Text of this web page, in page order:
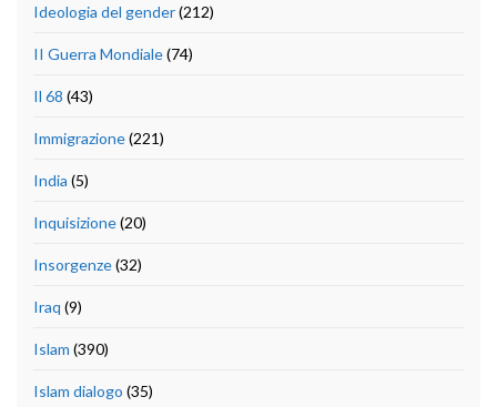
Ideologia del gender(212)
II Guerra Mondiale(74)
Il 68 (43)
Immigrazione(221)
India (5)
Inquisizione(20)
Insorgenze(32)
Iraq (9)
Islam (390)
Islam dialogo (35)